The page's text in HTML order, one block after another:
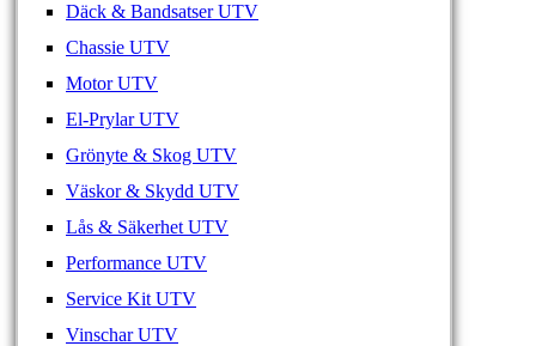
Däck & Bandsatser UTV
Chassie UTV
Motor UTV
El-Prylar UTV
Grönyte & Skog UTV
Väskor & Skydd UTV
Lås & Säkerhet UTV
Performance UTV
Service Kit UTV
Vinschar UTV